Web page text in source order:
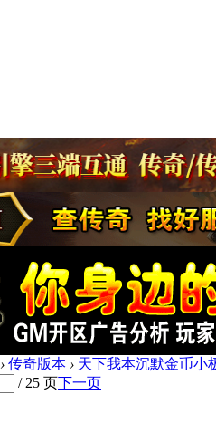
› 传奇版本 › 天下我本沉默金币小
/ 25 页下一页